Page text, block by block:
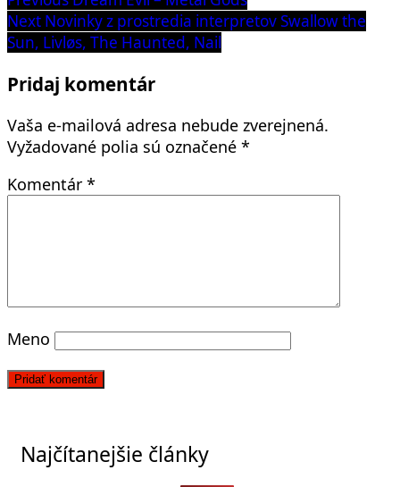
v
článku
post:
Next Next
post:
Novinky z prostredia interpretov Swallow the
Sun, Livløs, The Haunted, Nail
Pridaj komentár
Vaša e-mailová adresa nebude zverejnená.
Vyžadované polia sú označené *
Komentár *
Meno
Najčítanejšie články